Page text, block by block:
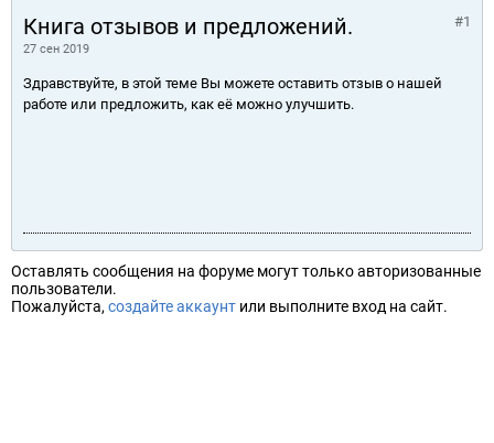
Книга отзывов и предложений.
27 сен 2019
#1
Здравствуйте, в этой теме Вы можете оставить отзыв о нашей
работе или предложить, как её можно улучшить.
Оставлять сообщения на форуме могут только авторизованные
пользователи.
Пожалуйста, создайте аккаунт или выполните вход на сайт.